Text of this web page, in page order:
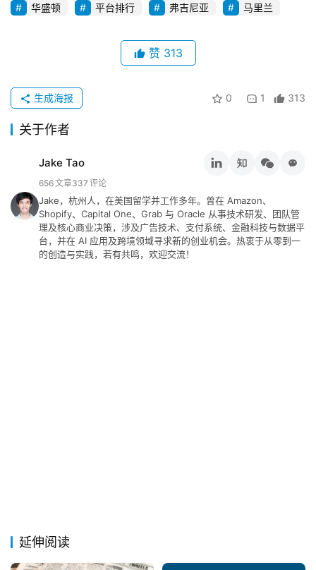
念
工
&
留
言
注册
华盛顿 平台排行 弗吉尼亚 马里兰
赞 313
0 1 313
生成海报
关于作者
Jake Tao
656文章337 评论
Jake，杭州人，在美国留学并工作多年。曾在 Amazon、
Shopify、Capital One、Grab 与 Oracle 从事技术研发、团队管
理及核心商业决策，涉及广告技术、支付系统、金融科技与数据平
台，并在 AI 应用及跨境领域寻求新的创业机会。热衷于从零到一
的创造与实践，若有共鸣，欢迎交流！
延伸阅读